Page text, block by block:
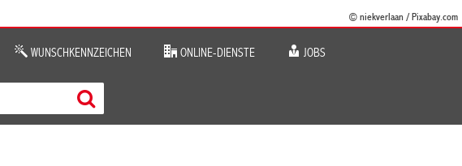
© niekverlaan / Pixabay.com
WUNSCHKENNZEICHEN ONLINE-DIENSTE JOBS